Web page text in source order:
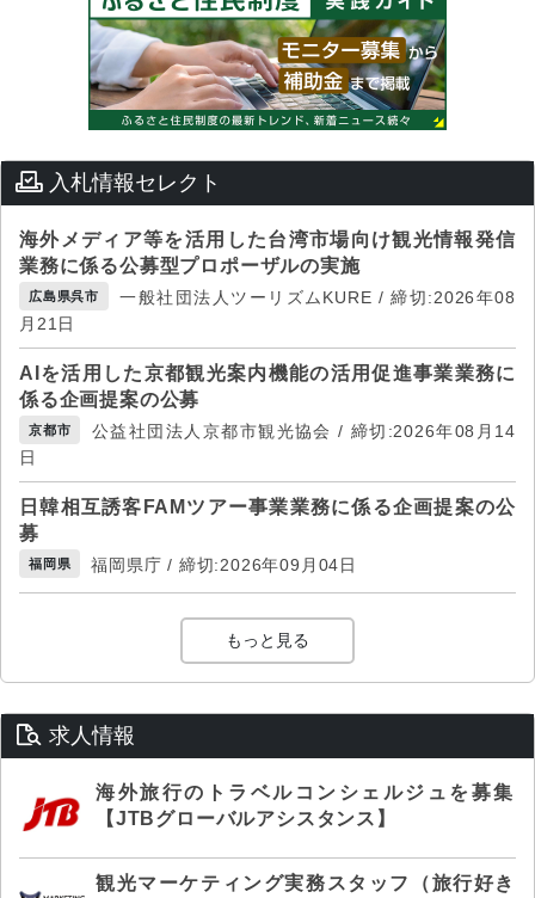
入札情報セレクト
海外メディア等を活用した台湾市場向け観光情報発信
業務に係る公募型プロポーザルの実施
広島県呉市
一般社団法人ツーリズムKURE / 締切:2026年08
月21日
AIを活用した京都観光案内機能の活用促進事業業務に
係る企画提案の公募
京都市
公益社団法人京都市観光協会 / 締切:2026年08月14
日
日韓相互誘客FAMツアー事業業務に係る企画提案の公
募
福岡県 福岡県庁 / 締切:2026年09月04日
もっと見る
求人情報
海外旅行のトラベルコンシェルジュを募集
【JTBグローバルアシスタンス】
観光マーケティング実務スタッフ（旅行好き